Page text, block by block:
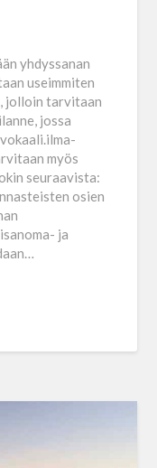
yhdyssanan
useimmiten
jolloin tarvitaan
jossa
myös
seuraavista:
osien
ja